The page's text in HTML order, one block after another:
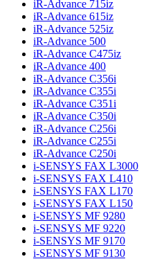
iR-Advance 715iz
iR-Advance 615iz
iR-Advance 525iz
iR-Advance 500
iR-Advance C475iz
iR-Advance 400
iR-Advance C356i
iR-Advance C355i
iR-Advance C351i
iR-Advance C350i
iR-Advance C256i
iR-Advance C255i
iR-Advance C250i
i-SENSYS FAX L3000
i-SENSYS FAX L410
i-SENSYS FAX L170
i-SENSYS FAX L150
i-SENSYS MF 9280
i-SENSYS MF 9220
i-SENSYS MF 9170
i-SENSYS MF 9130